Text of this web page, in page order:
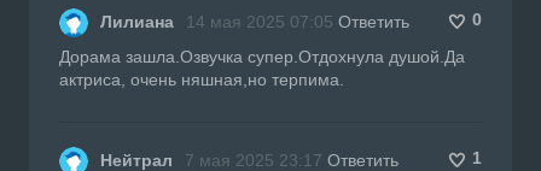
Лилиана 14 мая 2025 07:05 Ответить
0
Дорама зашла.Озвучка супер.Отдохнула душой.Да
актриса, очень няшная,но терпима.
Нейтрал 7 мая 2025 23:17 Ответить
1